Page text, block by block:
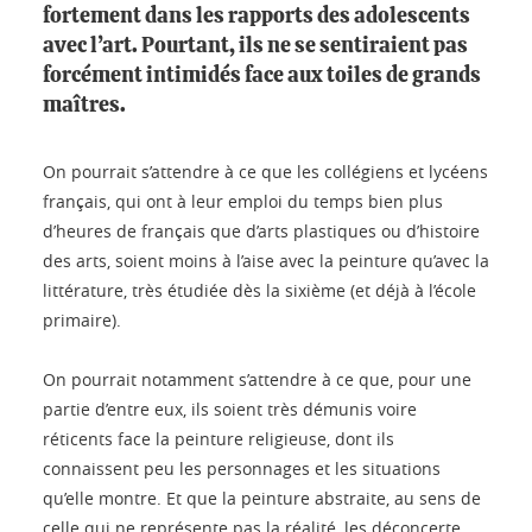
fortement dans les rapports des adolescents
avec l’art. Pourtant, ils ne se sentiraient pas
forcément intimidés face aux toiles de grands
maîtres.
On pourrait s’attendre à ce que les collégiens et lycéens
français, qui ont à leur emploi du temps bien plus
d’heures de français que d’arts plastiques ou d’histoire
des arts, soient moins à l’aise avec la peinture qu’avec la
littérature, très étudiée dès la sixième (et déjà à l’école
primaire).
On pourrait notamment s’attendre à ce que, pour une
partie d’entre eux, ils soient très démunis voire
réticents face la peinture religieuse, dont ils
connaissent peu les personnages et les situations
qu’elle montre. Et que la peinture abstraite, au sens de